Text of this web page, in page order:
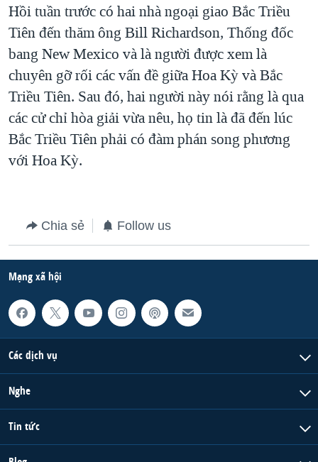
Hồi tuần trước có hai nhà ngoại giao Bắc Triều
Tiên đến thăm ông Bill Richardson, Thống đốc
bang New Mexico và là người được xem là
chuyên gỡ rối các vấn đề giữa Hoa Kỳ và Bắc
Triều Tiên. Sau đó, hai người này nói rằng là qua
các cử chỉ hòa giải vừa nêu, họ tin là đã đến lúc
Bắc Triều Tiên phải có đàm phán song phương
với Hoa Kỳ.
Chia sẻ Follow us
Mạng xã hội
Các dịch vụ
Nghe
Tin tức